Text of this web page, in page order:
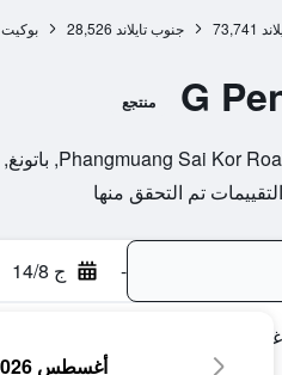
73,741 جنوب تايلاند 28,526 بوكيت
G منتجع
- ج 14/8
أغسطس 2026